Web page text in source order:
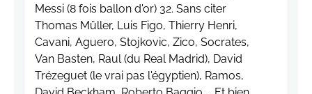
Messi (8 fois ballon d'or) 32. Sans citer
Thomas Müller, Luis Figo, Thierry Henri,
Cavani, Aguero, Stojkovic, Zico, Socrates,
Van Basten, Raul (du Real Madrid), David
Trézeguet (le vrai pas l'égyptien), Ramos,